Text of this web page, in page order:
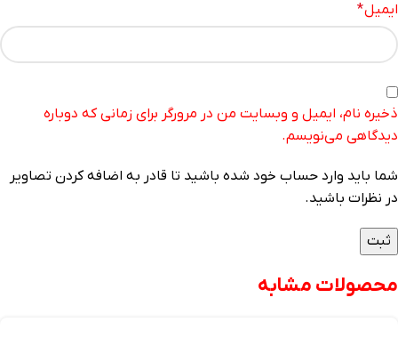
ایمیل*
ذخیره نام، ایمیل و وبسایت من در مرورگر برای زمانی که دوباره
دیدگاهی می‌نویسم.
شما باید وارد حساب خود شده باشید تا قادر به اضافه کردن تصاویر
در نظرات باشید.
محصولات مشابه